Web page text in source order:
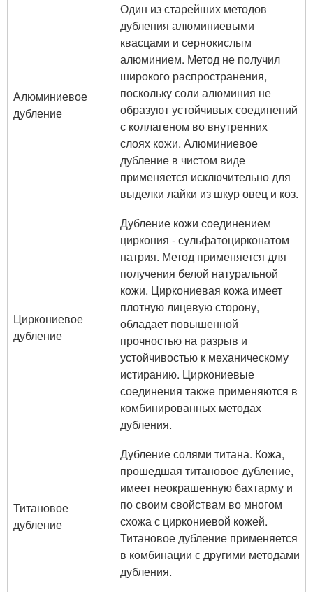
Алюминиевое
дубление
Один из старейших методов
дубления алюминиевыми
квасцами и сернокислым
алюминием. Метод не получил
широкого распространения,
поскольку соли алюминия не
образуют устойчивых соединений
с коллагеном во внутренних
слоях кожи. Алюминиевое
дубление в чистом виде
применяется исключительно для
выделки лайки из шкур овец и коз.
Циркониевое
дубление
Дубление кожи соединением
циркония - сульфатоцирконатом
натрия. Метод применяется для
получения белой натуральной
кожи. Циркониевая кожа имеет
плотную лицевую сторону,
обладает повышенной
прочностью на разрыв и
устойчивостью к механическому
истиранию. Циркониевые
соединения также применяются в
комбинированных методах
дубления.
Титановое
дубление
Дубление солями титана. Кожа,
прошедшая титановое дубление,
имеет неокрашенную бахтарму и
по своим свойствам во многом
схожа с циркониевой кожей.
Титановое дубление применяется
в комбинации с другими методами
дубления.